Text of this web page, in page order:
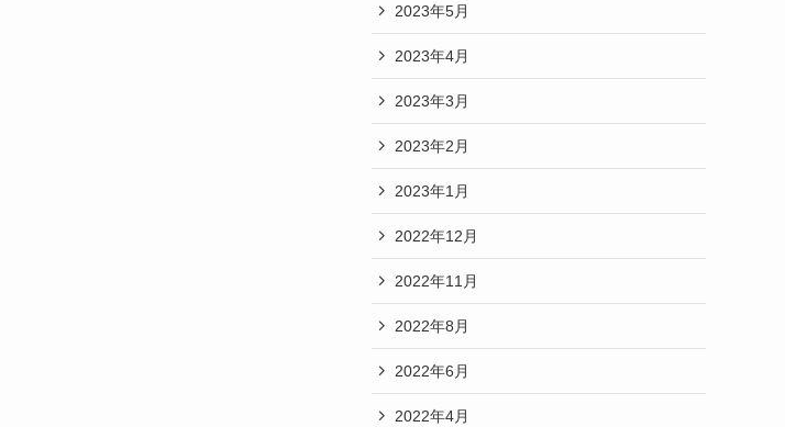
2023年5月
2023年4月
2023年3月
2023年2月
2023年1月
2022年12月
2022年11月
2022年8月
2022年6月
2022年4月